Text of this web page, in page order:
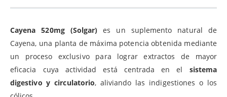
Cayena 520mg (Solgar) es un suplemento natural de
Cayena, una planta de máxima potencia obtenida mediante
un proceso exclusivo para lograr extractos de mayor
eficacia cuya actividad está centrada en el sistema
digestivo y circulatorio, aliviando las indigestiones o los